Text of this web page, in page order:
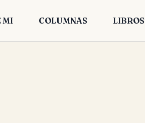
MI COLUMNAS LIBROS